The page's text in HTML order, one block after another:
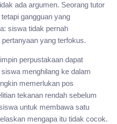
ada argumen. Seorang tutor
gangguan yang
siswa tidak pernah
yang terfokus.
perpustakaan dapat
menghilang ke dalam
memerlukan pos
tekanan rendah sebelum
untuk membawa satu
mengapa itu tidak cocok.